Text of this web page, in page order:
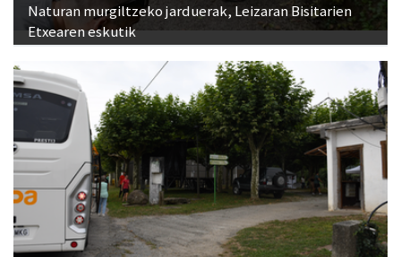
Naturan murgiltzeko jarduerak, Leizaran Bisitarien
Etxearen eskutik